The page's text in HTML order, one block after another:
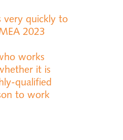
very quickly to
2023
works
it is
qualified
to work